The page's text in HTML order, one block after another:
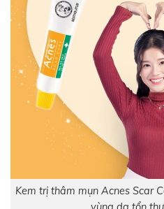
Kem trị thâm mụn Acnes Scar